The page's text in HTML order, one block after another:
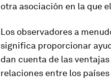
otra asociación en la que
Los observadores a
significa proporcionar
dan cuenta de las
relaciones entre los